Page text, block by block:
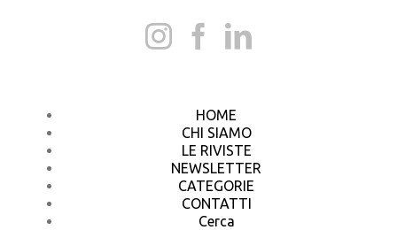
HOME
CHI SIAMO
LE RIVISTE
NEWSLETTER
CATEGORIE
CONTATTI
Cerca